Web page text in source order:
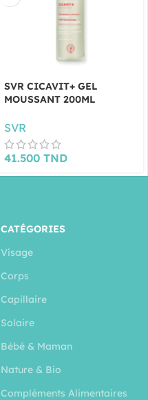
SVR CICAVIT+ GEL
MOUSSANT 200ML
SVR
41.500 TND
CATÉGORIES
Visage
Corps
Capillaire
Solaire
Bébé & Maman
Nature & Bio
Compléments Alimentaires